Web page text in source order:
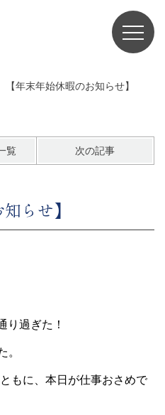
【年末年始休暇のお知らせ】
覧 次の記事
らせ】
り過ぎた！
。
もに、本日が仕事おさめで